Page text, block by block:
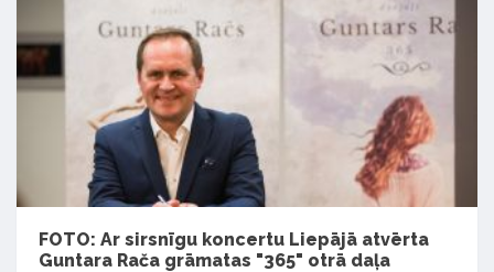
FOTO: Ar sirsnīgu koncertu Liepājā atvērta
Guntara Rača grāmatas "365" otrā daļa